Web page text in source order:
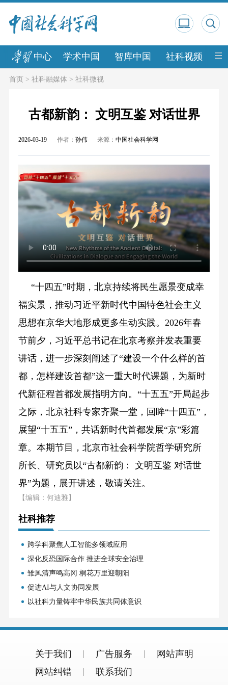
中心 学术中国 智库中国 社科视频 中
首页> 社科融媒体 > 社科微视
古都新韵： 文明互鉴 对话世界
2026-03-19 作者： 孙伟 来源：中国社会科学网
“十四五”时期，北京持续将民生愿景变成幸
福实景，推动习近平新时代中国特色社会主义
思想在京华大地形成更多生动实践。2026年春
节前夕，习近平总书记在北京考察并发表重要
讲话，进一步深刻阐述了“建设一个什么样的首
都，怎样建设首都”这一重大时代课题，为新时
代新征程首都发展指明方向。“十五五”开局起步
之际，北京社科专家齐聚一堂，回眸“十四五”，
展望“十五五”，共话新时代首都发展“京”彩篇
章。本期节目，北京市社会科学院哲学研究所
所长、研究员以“古都新韵： 文明互鉴 对话世
界”为题，展开讲述，敬请关注。
【编辑：何迪雅】
社科推荐
跨学科聚焦人工智能多领域应用
深化反恐国际合作 推进全球安全治理
雏凤清声鸣高冈 桐花万里迎朝阳
促进AI与人文协同发展
以社科力量铸牢中华民族共同体意识
关于我们 广告服务
网站声明
网站纠错
联系我们